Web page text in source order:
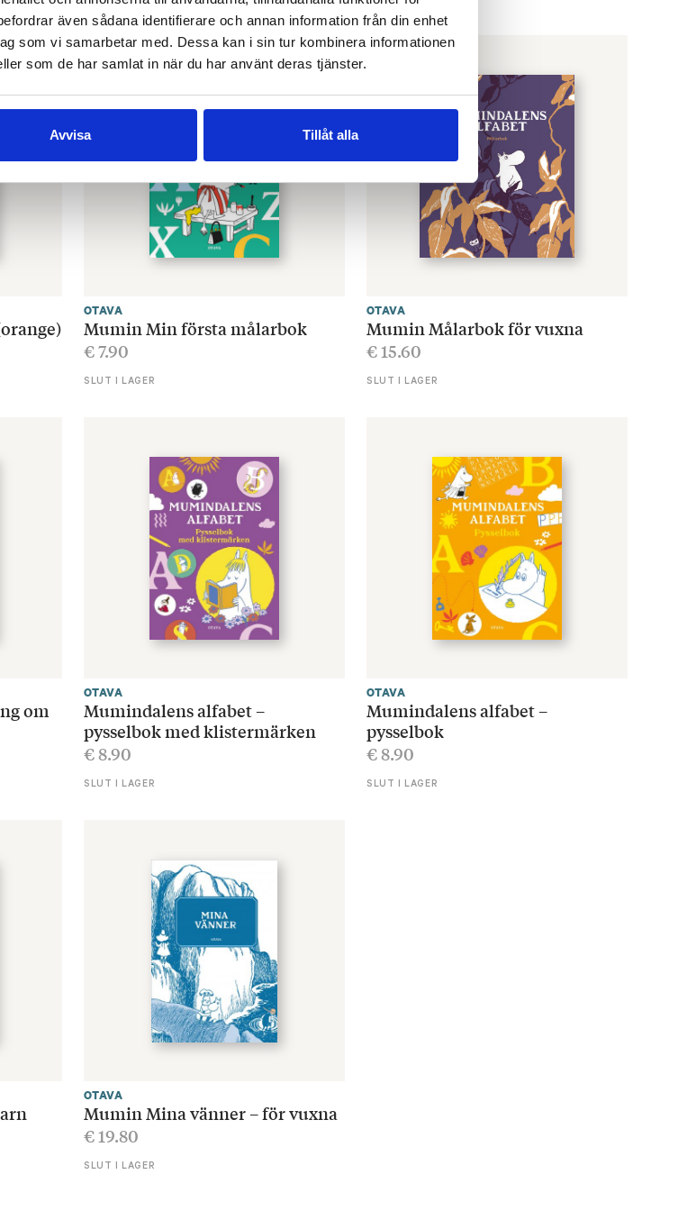
även sådana identifierare och annan information från din enhet
som vi samarbetar med. Dessa kan i sin tur kombinera informationen
som de har samlat in när du har använt deras tjänster.
Avvisa Tillåt alla
OTAVA
Mumin Min första målarbok
€7.90
SLUT I LAGER
OTAVA
Mumin Målarbok för vuxna
€15.60
SLUT I LAGER
om
OTAVA
Mumindalens alfabet –
pysselbok med klistermärken
€8.90
SLUT I LAGER
OTAVA
Mumindalens alfabet –
pysselbok
€8.90
SLUT I LAGER
OTAVA
Mumin Mina vänner – för vuxna
€19.80
SLUT I LAGER